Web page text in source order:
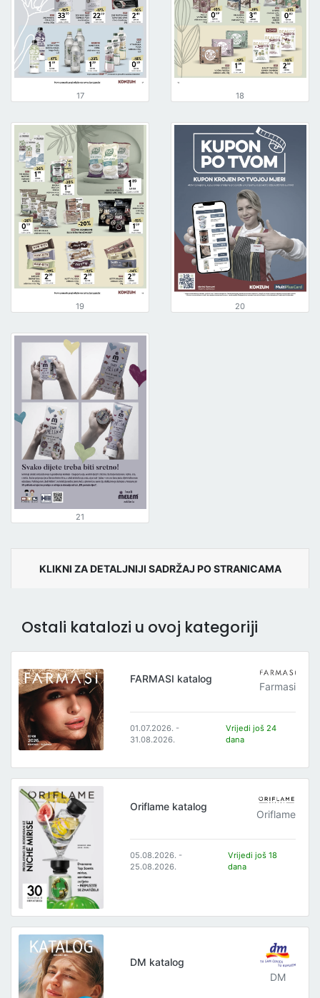
17 18
19 20
21
KLIKNI ZA DETALJNIJI SADRŽAJ PO STRANICAMA
Ostali katalozi u ovoj kategoriji
FARMASI katalog
Farmasi
01.07.2026. -
31.08.2026.
Vrijedi još 24
dana
Oriflame katalog
Oriflame
05.08.2026. -
25.08.2026.
Vrijedi još 18
dana
DM katalog
DM